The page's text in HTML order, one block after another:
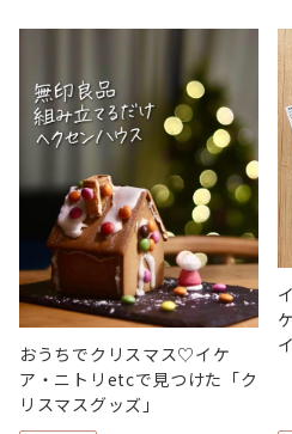
おうちでクリスマス♡イケ
ア・ニトリetcで見つけた「ク
リスマスグッズ」